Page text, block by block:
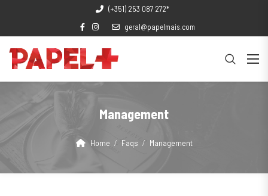
(+351) 253 087 272*
geral@papelmais.com
Management
Home Faqs Management